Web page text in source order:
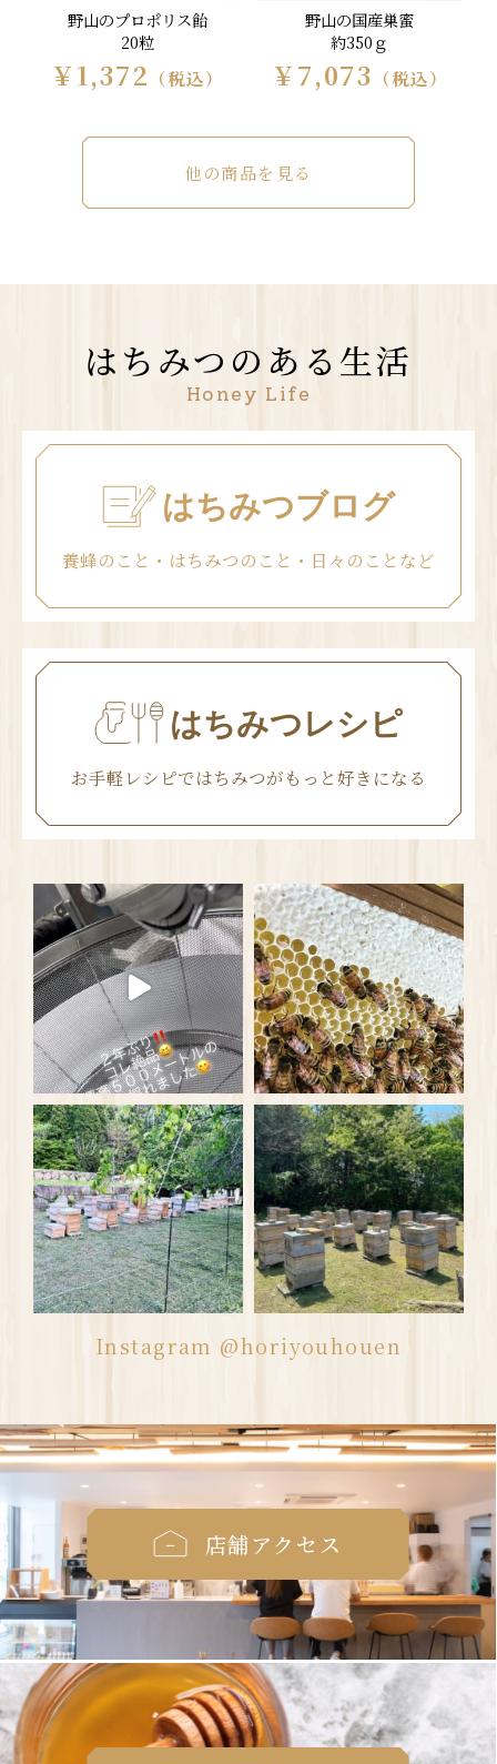
野山のプロポリス飴
20粒
￥1,372 （税込）
野山の国産巣蜜
約350ｇ
￥7,073 （税込）
他の商品を見る
はちみつのある生活
Honey Life
はちみつブログ
養蜂のこと・はちみつのこと・日々のことなど
はちみつレシピ
お手軽レシピではちみつがもっと好きになる
Instagram @horiyouhouen
店舗アクセス